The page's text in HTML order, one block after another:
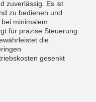
zuverlässig. Es ist
zu bedienen und
minimalem
für präzise Steuerung
die
gesenkt